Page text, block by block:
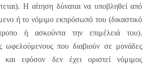
Η αίτηση δύναται να υποβληθεί από
ή το νόμιμο εκπρόσωπό του (δικαστικό
ή ασκούντα την επιμέλειά του).
ωφελούμενους που διαβιούν σε μονάδες
και εφόσον δεν έχει οριστεί νόμιμος